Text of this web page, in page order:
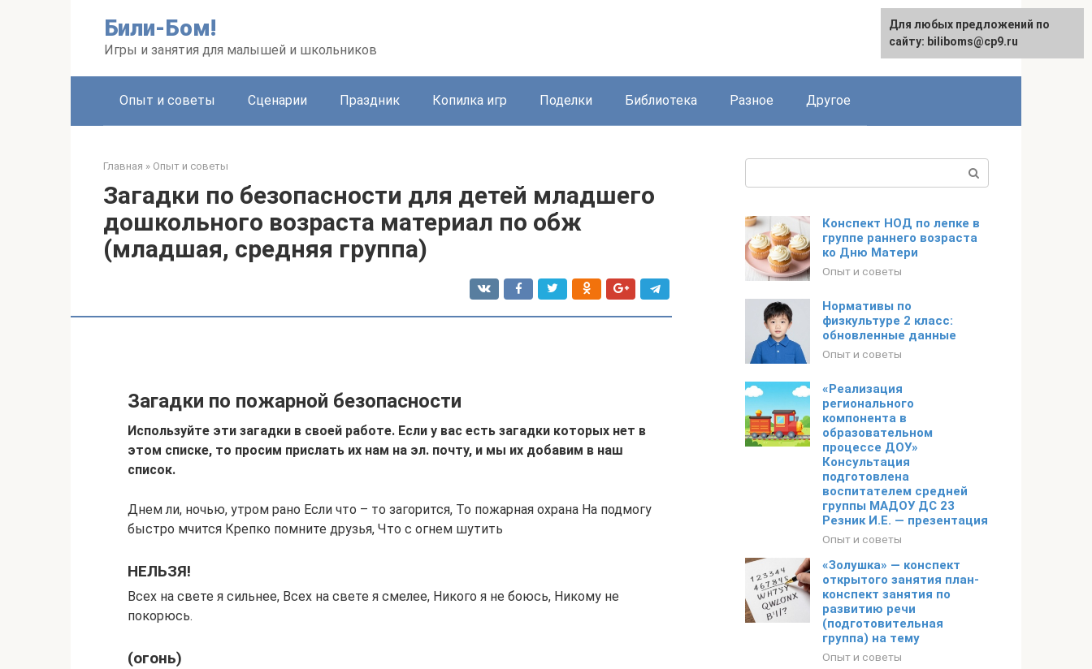
Били-Бом!
Игры и занятия для малышей и школьников
Опыт и советы Сценарии Праздник Копилка игр Поделки Библиотека Разное Другое
Главная » Опыт и советы
Загадки по безопасности для детей младшего
дошкольного возраста материал по обж
(младшая, средняя группа)
Загадки по пожарной безопасности
Используйте эти загадки в своей работе. Если у вас есть загадки которых нет в
этом списке, то просим прислать их нам на эл. почту, и мы их добавим в наш
список.
Днем ли, ночью, утром рано Если что – то загорится, То пожарная охрана На подмогу
быстро мчится Крепко помните друзья, Что с огнем шутить
НЕЛЬЗЯ!
Всех на свете я сильнее, Всех на свете я смелее, Никого я не боюсь, Никому не
покорюсь.
(огонь)
Конспект НОД по лепке в
группе раннего возраста
ко Дню Матери
Опыт и советы
Нормативы по
физкультуре 2 класс:
обновленные данные
Опыт и советы
«Реализация
регионального
компонента в
образовательном
процессе ДОУ»
Консультация
подготовлена
воспитателем средней
группы МАДОУ ДС 23
Резник И.Е. — презентация
Опыт и советы
«Золушка» — конспект
открытого занятия план-
конспект занятия по
развитию речи
(подготовительная
группа) на тему
Опыт и советы
Для любых предложений по
сайту: biliboms@cp9.ru